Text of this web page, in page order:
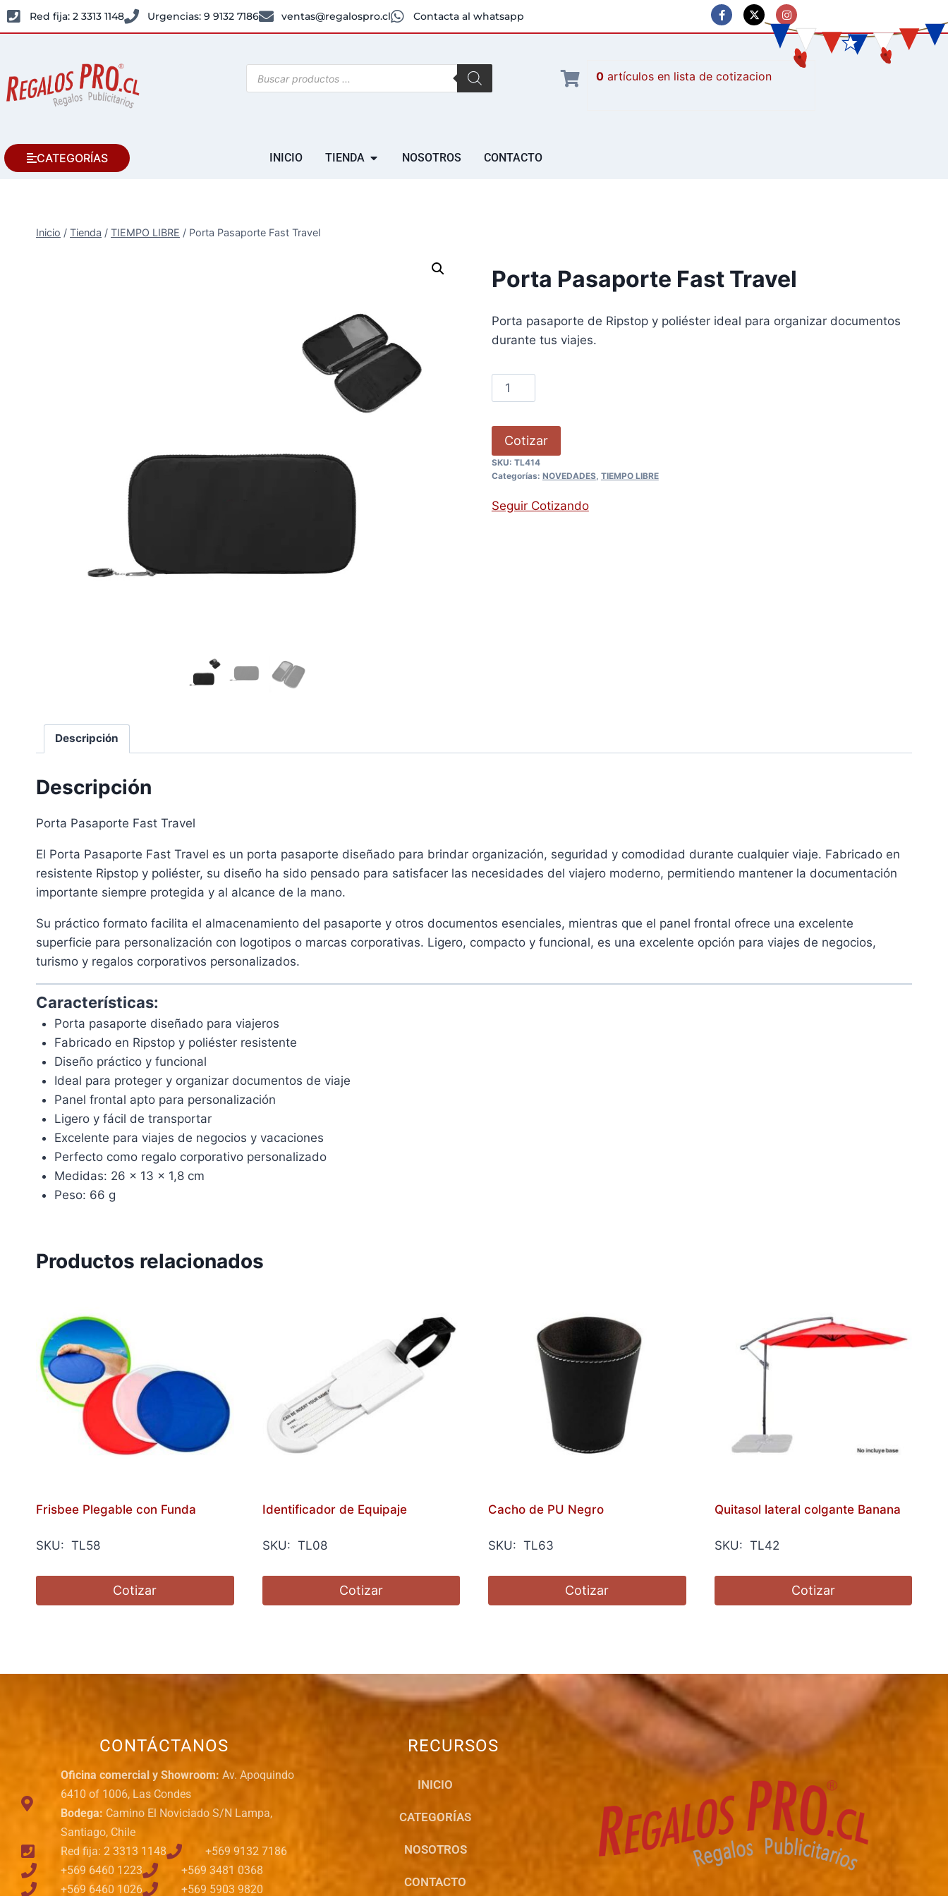
Red fija: 2 3313 1148 Urgencias: 9 9132 7186 ventas@regalospro.cl Contacta al whatsapp
0 artículos
CATEGORÍAS INICIO TIENDA NOSOTROS CONTACTO
Inicio / Tienda / TIEMPO LIBRE / Porta Pasaporte Fast Travel
Porta Pasaporte Fast Travel
Porta pasaporte de Ripstop y poliéster ideal para organizar documentos
durante tus viajes.
Cotizar
SKU: TL414
Categorías: NOVEDADES, TIEMPO LIBRE
Seguir Cotizando
Descripción
Descripción
Porta Pasaporte Fast Travel
El Porta Pasaporte Fast Travel es un porta pasaporte diseñado para brindar organización, seguridad y comodidad durante cualquier viaje. Fabricado en
resistente Ripstop y poliéster, su diseño ha sido pensado para satisfacer las necesidades del viajero moderno, permitiendo mantener la documentación
importante siempre protegida y al alcance de la mano.
Su práctico formato facilita el almacenamiento del pasaporte y otros documentos esenciales, mientras que el panel frontal ofrece una excelente
superficie para personalización con logotipos o marcas corporativas. Ligero, compacto y funcional, es una excelente opción para viajes de negocios,
turismo y regalos corporativos personalizados.
Características:
Porta pasaporte diseñado para viajeros
Fabricado en Ripstop y poliéster resistente
Diseño práctico y funcional
Ideal para proteger y organizar documentos de viaje
Panel frontal apto para personalización
Ligero y fácil de transportar
Excelente para viajes de negocios y vacaciones
Perfecto como regalo corporativo personalizado
Medidas: 26 x 13 x 1,8 cm
Peso: 66 g
Productos relacionados
Frisbee Plegable con Funda
SKU: TL58
Cotizar
Identificador de Equipaje
SKU: TL08
Cotizar
Cacho de PU Negro
SKU: TL63
Cotizar
Quitasol lateral colgante Banana
SKU: TL42
Cotizar
CONTÁCTANOS
Oficina comercial y Showroom: Av. Apoquindo
6410 of 1006, Las Condes
Bodega: Camino El Noviciado S/N Lampa,
Santiago, Chile
Red fija: 2 3313 1148
+569 9132 7186
+569 6460 1223
+569 3481 0368
+569 6460 1026
+569 5903 9820
RECURSOS
INICIO
CATEGORÍAS
NOSOTROS
CONTACTO